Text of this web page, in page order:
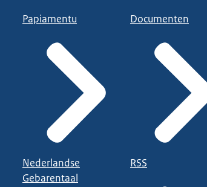
Papiamentu
Nederlandse
Gebarentaal
Documenten
RSS